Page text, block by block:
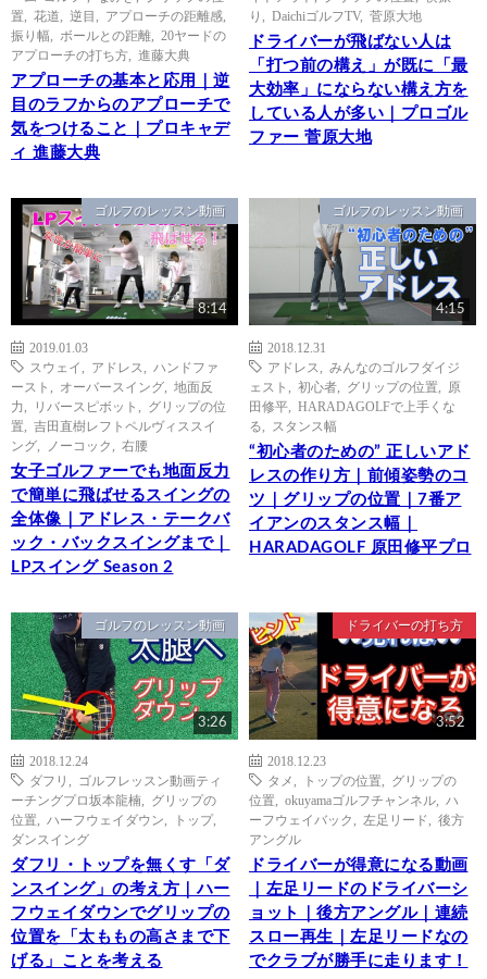
置
花道 逆目 アプローチの距離感
振り幅
ボールとの距離
20ヤードの
アプローチの打ち方
進藤大典
アプローチの基本と応用｜逆
目のラフからのアプローチで
気をつけること｜プロキャデ
ィ 進藤大典
り
DaichiゴルフTV, 菅原大地
ドライバーが飛ばない人は
「打つ前の構え」が既に「最
大効率」にならない構え方を
している人が多い｜プロゴル
ファー 菅原大地
ゴルフのレッスン動画
8:14
2019.01.03
スウェイ
アドレス
ハンドファ
ースト
オーバースイング
地面反
力
リバースピボット
グリップの位
置
吉田直樹レフトペルヴィススイ
ング
ノーコック 右腰
女子ゴルファーでも地面反力
で簡単に飛ばせるスイングの
全体像｜アドレス・テークバ
ック・バックスイングまで｜
LPスイング Season 2
ゴルフのレッスン動画
4:15
2018.12.31
アドレス
みんなのゴルフダイジ
ェスト
初心者 グリップの位置
原
田修平
HARADAGOLFで上手くな
る
スタンス幅
“初心者のための” 正しいアド
レスの作り方｜前傾姿勢のコ
ツ｜グリップの位置｜7番ア
イアンのスタンス幅｜
HARADAGOLF 原田修平プロ
ゴルフのレッスン動画
3:26
2018.12.24
ダフリ
ゴルフレッスン動画ティ
ーチングプロ坂本龍楠
グリップの
位置
ハーフウェイダウン トップ,
ダンスイング
ダフリ・トップを無くす「ダ
ンスイング」の考え方｜ハー
フウェイダウンでグリップの
位置を「太ももの高さまで下
げる」ことを考える
ドライバーの打ち方
3:52
2018.12.23
タメ
トップの位置
グリップの
位置
okuyamaゴルフチャンネル
ハ
ーフウェイバック
左足リード
後方
アングル
ドライバーが得意になる動画
｜左足リードのドライバーシ
ョット｜後方アングル｜連続
スロー再生｜左足リードなの
でクラブが勝手に走ります！